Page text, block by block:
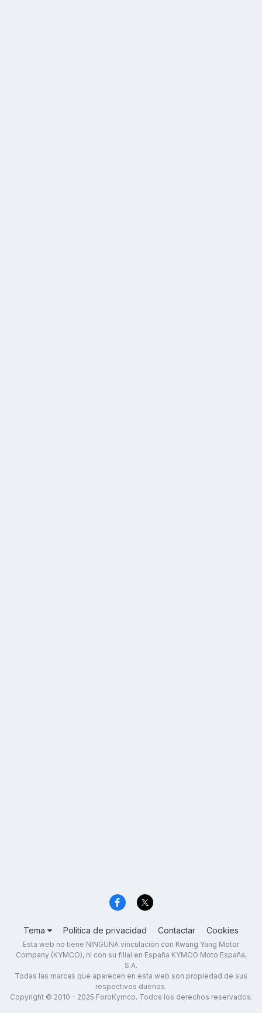
Tema Política de privacidad Contactar Cookies
Esta web no tiene NINGUNA vinculación con Kwang Yang Motor
Company (KYMCO), ni con su filial en España KYMCO Moto España,
S.A.
Todas las marcas que aparecen en esta web son propiedad de sus
respectivos dueños.
Copyright © 2010 - 2025 ForoKymco. Todos los derechos reservados.